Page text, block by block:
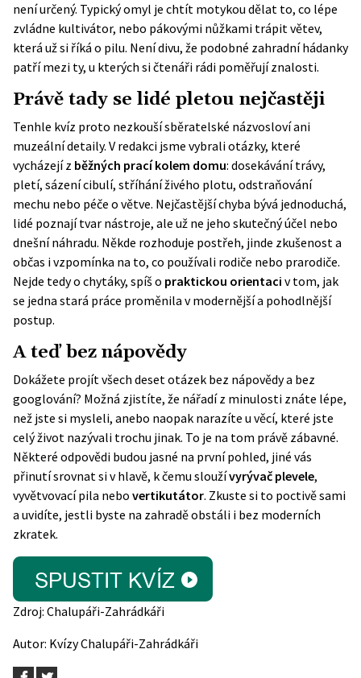
není určený. Typický omyl je chtít motykou dělat to, co lépe
zvládne kultivátor, nebo pákovými nůžkami trápit větev,
která už si říká o pilu. Není divu, že podobné zahradní hádanky
patří mezi ty, u kterých si čtenáři rádi poměřují znalosti.
Právě tady se lidé pletou nejčastěji
Tenhle kvíz proto nezkouší sběratelské názvosloví ani
muzeální detaily. V redakci jsme vybrali otázky, které
vycházejí z běžných prací kolem domu: dosekávání trávy,
pletí, sázení cibulí, stříhání živého plotu, odstraňování
mechu nebo péče o větve. Nejčastější chyba bývá jednoduchá,
lidé poznají tvar nástroje, ale už ne jeho skutečný účel nebo
dnešní náhradu. Někde rozhoduje postřeh, jinde zkušenost a
občas i vzpomínka na to, co používali rodiče nebo prarodiče.
Nejde tedy o chytáky, spíš o praktickou orientaci v tom, jak
se jedna stará práce proměnila v modernější a pohodlnější
postup.
A teď bez nápovědy
Dokážete projít všech deset otázek bez nápovědy a bez
googlování? Možná zjistíte, že nářadí z minulosti znáte lépe,
než jste si mysleli, anebo naopak narazíte u věcí, které jste
celý život nazývali trochu jinak. To je na tom právě zábavné.
Některé odpovědi budou jasné na první pohled, jiné vás
přinutí srovnat si v hlavě, k čemu sloužívyrývač plevele,
vyvětvovací pila nebo vertikutátor. Zkuste si to poctivě sami
a uvidíte, jestli byste na zahradě obstáli i bez moderních
zkratek.
Zdroj: Chalupáři-Zahrádkáři
Autor: Kvízy Chalupáři-Zahrádkáři